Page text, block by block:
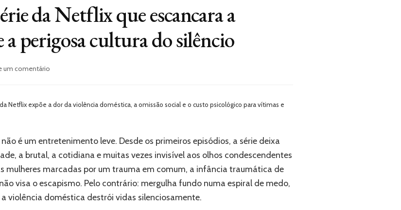
da Netflix que escancara a
a perigosa cultura do silêncio
um comentário
a
Netflix
escancara
a
violência
doméstica
e
Netflix expõe a dor da violência doméstica, a omissão social e o custo psicológico para vítimas e
não é um entretenimento leve. Desde os primeiros episódios, a série deixa
a brutal, a cotidiana e muitas vezes invisível aos olhos condescendentes
mulheres marcadas por um trauma em comum, a infância traumática de
visa o escapismo. Pelo contrário: mergulha fundo numa espiral de medo,
violência doméstica destrói vidas silenciosamente.